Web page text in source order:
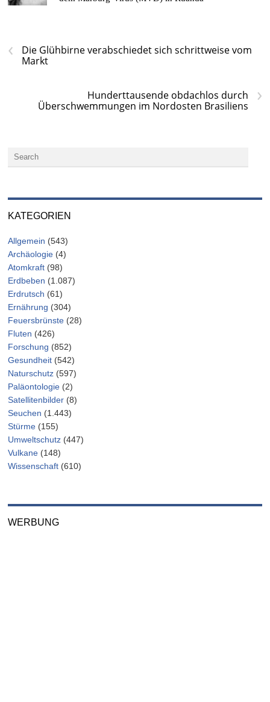
‹
Die Glühbirne verabschiedet sich schrittweise vom
Markt
›
Hunderttausende obdachlos durch
Überschwemmungen im Nordosten Brasiliens
KATEGORIEN
Allgemein (543)
Archäologie (4)
Atomkraft (98)
Erdbeben (1.087)
Erdrutsch (61)
Ernährung (304)
Feuersbrünste (28)
Fluten (426)
Forschung (852)
Gesundheit (542)
Naturschutz (597)
Paläontologie (2)
Satellitenbilder (8)
Seuchen (1.443)
Stürme (155)
Umweltschutz (447)
Vulkane (148)
Wissenschaft (610)
WERBUNG